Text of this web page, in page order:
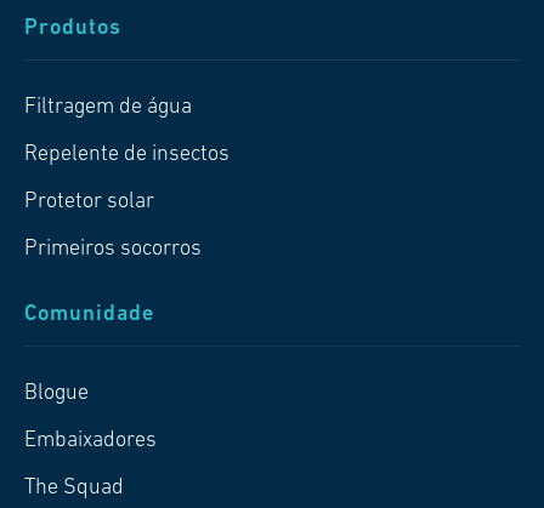
Produtos
Filtragem de água
Repelente de insectos
Protetor solar
Primeiros socorros
Comunidade
Blogue
Embaixadores
The Squad